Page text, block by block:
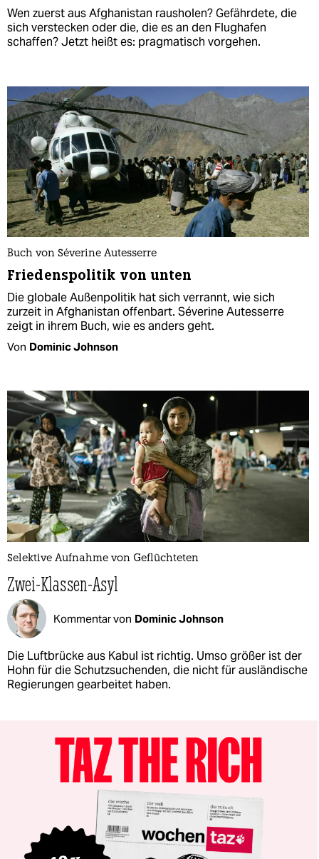
Wen zuerst aus Afghanistan rausholen? Gefährdete, die
sich verstecken oder die, die es an den Flughafen
schaffen? Jetzt heißt es: pragmatisch vorgehen.
Buch von Séverine Autesserre
Friedenspolitik von unten
Die globale Außenpolitik hat sich verrannt, wie sich
zurzeit in Afghanistan offenbart. Séverine Autesserre
zeigt in ihrem Buch, wie es anders geht.
Von Dominic Johnson
Selektive Aufnahme von Geflüchteten
Zwei-Klassen-Asyl
Kommentar von Dominic Johnson
Die Luftbrücke aus Kabul ist richtig. Umso größer ist der
Hohn für die Schutzsuchenden, die nicht für ausländische
Regierungen gearbeitet haben.